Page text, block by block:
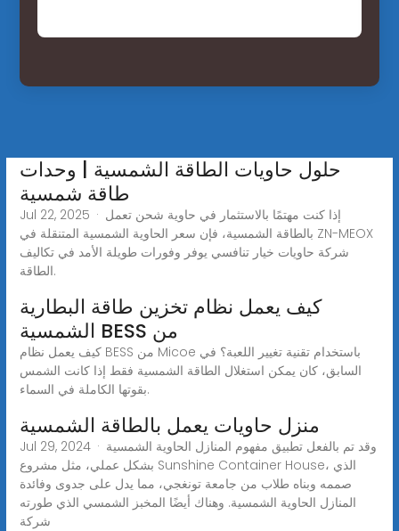
حلول حاويات الطاقة الشمسية | وحدات
طاقة شمسية
Jul 22, 2025 · إذا كنت مهتمًا بالاستثمار في حاوية شحن تعمل
بالطاقة الشمسية، فإن سعر الحاوية الشمسية المتنقلة في ZN-MEOX
شركة حاويات خيار تنافسي يوفر وفورات طويلة الأمد في تكاليف
الطاقة.
كيف يعمل نظام تخزين طاقة البطارية
الشمسية BESS من
كيف يعمل نظام BESS من Micoe باستخدام تقنية تغيير اللعبة؟ في
السابق، كان يمكن استغلال الطاقة الشمسية فقط إذا كانت الشمس
بقوتها الكاملة في السماء.
منزل حاويات يعمل بالطاقة الشمسية
Jul 29, 2024 · وقد تم بالفعل تطبيق مفهوم المنازل الحاوية الشمسية
بشكل عملي، مثل مشروع Sunshine Container House، الذي
صممه وبناه طلاب من جامعة تونغجي، مما يدل على جدوى وفائدة
المنازل الحاوية الشمسية. وهناك أيضًا المخبز الشمسي الذي طورته
شركة